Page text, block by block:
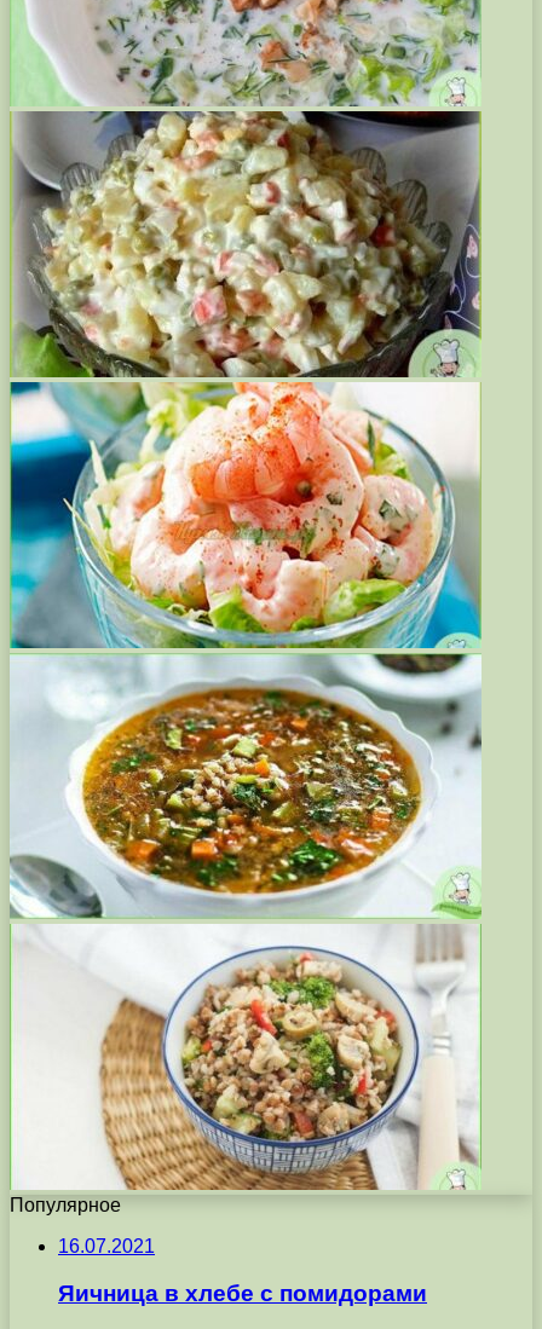
Популярное
16.07.2021
Яичница в хлебе с помидорами